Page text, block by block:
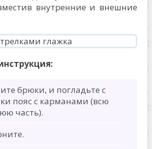
внутренние и внешние
брюки, и погладьте с
пояс с карманами (всю
часть).